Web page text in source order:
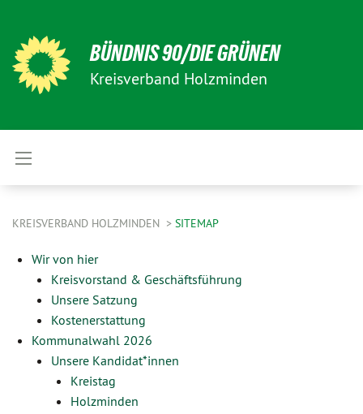
BÜNDNIS 90/DIE GRÜNEN
Kreisverband Holzminden
KREISVERBAND HOLZMINDEN SITEMAP
Wir von hier
Kreisvorstand & Geschäftsführung
Unsere Satzung
Kostenerstattung
Kommunalwahl 2026
Unsere Kandidat*innen
Kreistag
Holzminden